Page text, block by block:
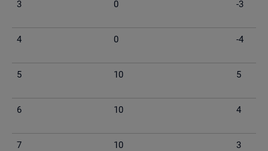
3 0 -3
4 0 -4
5 10 5
6 10 4
7 10 3